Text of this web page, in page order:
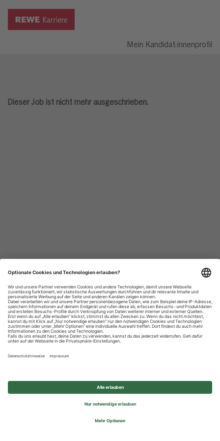
Mein Kandidat:innenprofil
Dieser Job ist nicht mehr ausgeschrieben.
Datenschutzhinweise
Impressum
Privatsphäre-Einstellungen
© 2026 REWE Group - All rights reserved